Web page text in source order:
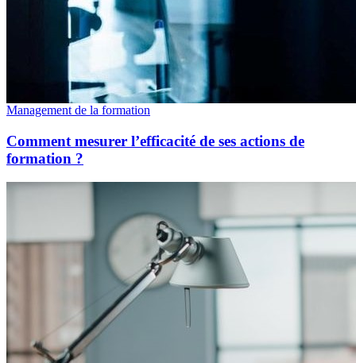
Management de la formation
Comment mesurer l’efficacité de ses actions de
formation ?